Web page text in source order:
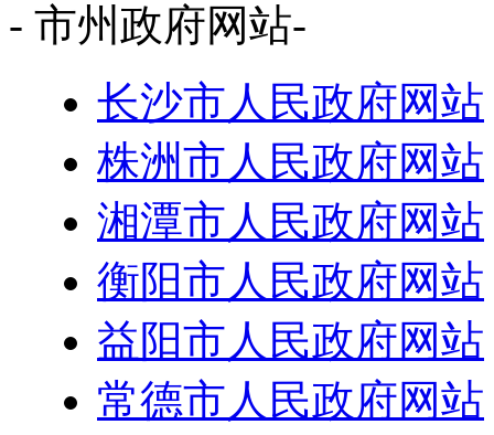
- 市州政府网站-
长沙市人民政府网站
株洲市人民政府网站
湘潭市人民政府网站
衡阳市人民政府网站
益阳市人民政府网站
常德市人民政府网站